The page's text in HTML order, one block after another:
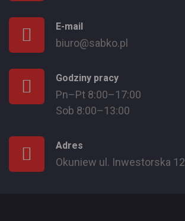
E-mail
biuro@sabko.pl
Godziny pracy
Pn–Pt 8:00–17:00
Sob 8:00–13:00
Adres
Okuniew ul. Inwestorska 12